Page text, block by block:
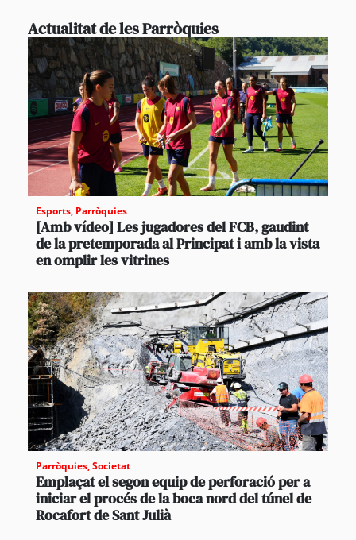
Actualitat de les Parròquies
Esports, Parròquies
[Amb vídeo] Les jugadores del FCB, gaudint
de la pretemporada al Principat i amb la vista
en omplir les vitrines
Parròquies,Societat
Emplaçat el segon equip de perforació per a
iniciar el procés de la boca nord del túnel de
Rocafort de Sant Julià